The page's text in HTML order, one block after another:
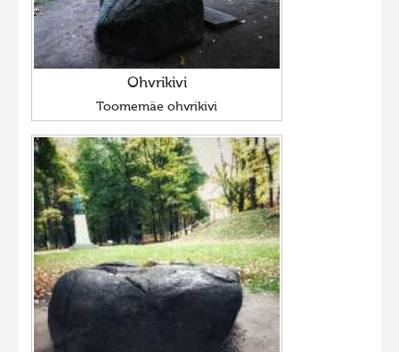
Ohvrikivi
Toomemäe ohvrikivi